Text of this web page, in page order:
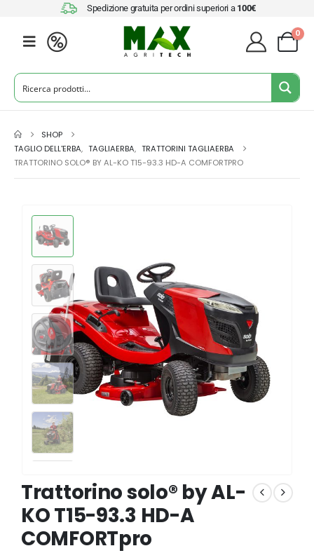
Spedizione gratuita per ordini superiori a 100€
0
SHOP
TAGLIO DELL'ERBA, TAGLIAERBA, TRATTORINI TAGLIAERBA
TRATTORINO SOLO® BY AL-KO T15-93.3 HD-A COMFORTPRO
Trattorino solo® by AL-
KO T15-93.3 HD-A
COMFORTpro